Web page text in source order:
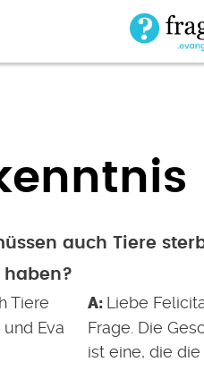
auch Tiere
haben?
Tiere
Eva
Liebe
Frage. Die
ist eine, die die